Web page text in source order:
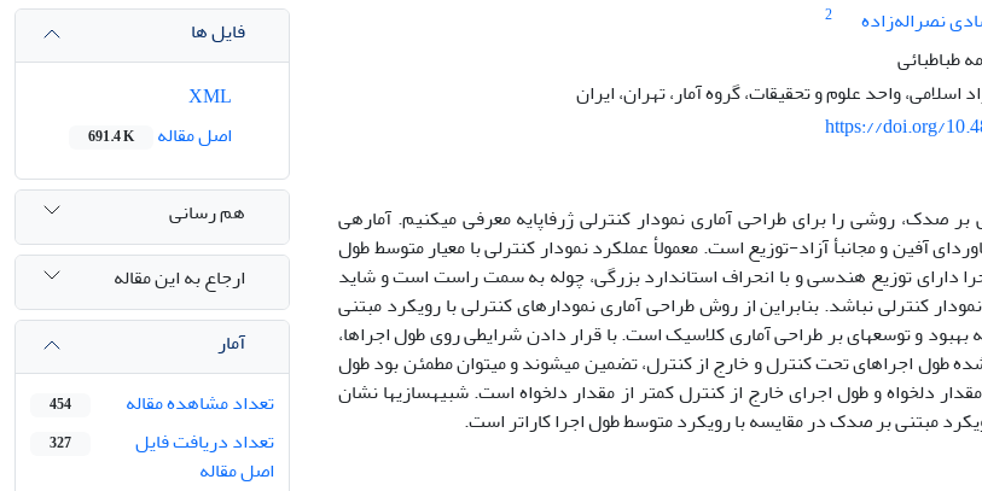
نصراله‌زاده
2
طباطبائی
واحد علوم و تحقیقات، گروه آمار، تهران، ایران
https://doi.org/
بر صدک، روشی را برای طراحی آماری نمودار کنترلی ژرفاپایه معرفی می‏کنیم. آماره‏ی
آفین و مجانبأ آزاد-توزیع است. معمولأ عملکرد نمودار کنترلی با معیار متوسط طول
دارای توزیع هندسی و با انحراف استاندارد بزرگی، چوله به سمت راست است و شاید
کنترلی نباشد. بنابراین از روش طراحی آماری نمودارهای کنترلی با رویکرد مبتنی
و توسعه‏ای بر طراحی آماری کلاسیک است. با قرار دادن شرایطی‏‏ روی طول اجراها،
شده طول اجراهای تحت کنترل و خارج از کنترل، تضمین می‏شوند و می‏توان مطمئن بود طول
دلخواه و طول اجرای خارج از کنترل کمتر از مقدار دلخواه است. شبیه‏سازی‏ها نشان
مبتنی بر صدک در مقایسه با رویکرد متوسط طول اجرا کاراتر است.
فایل ها
اصل مقاله
691.4 K
هم رسانی
ارجاع به این مقاله
آمار
تعداد مشاهده مقاله
454
تعداد دریافت فایل
اصل مقاله
327